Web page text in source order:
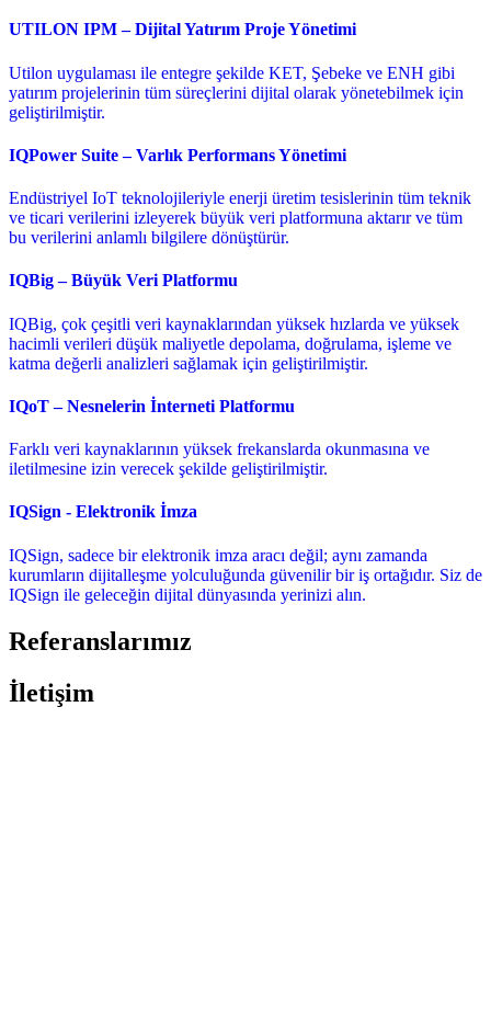
UTILON IPM – Dijital Yatırım Proje Yönetimi
Utilon uygulaması ile entegre şekilde KET, Şebeke ve ENH gibi
yatırım projelerinin tüm süreçlerini dijital olarak yönetebilmek için
geliştirilmiştir.
IQPower Suite – Varlık Performans Yönetimi
Endüstriyel IoT teknolojileriyle enerji üretim tesislerinin tüm teknik
ve ticari verilerini izleyerek büyük veri platformuna aktarır ve tüm
bu verilerini anlamlı bilgilere dönüştürür.
IQBig – Büyük Veri Platformu
IQBig, çok çeşitli veri kaynaklarından yüksek hızlarda ve yüksek
hacimli verileri düşük maliyetle depolama, doğrulama, işleme ve
katma değerli analizleri sağlamak için geliştirilmiştir.
IQoT – Nesnelerin İnterneti Platformu
Farklı veri kaynaklarının yüksek frekanslarda okunmasına ve
iletilmesine izin verecek şekilde geliştirilmiştir.
IQSign - Elektronik İmza
IQSign, sadece bir elektronik imza aracı değil; aynı zamanda
kurumların dijitalleşme yolculuğunda güvenilir bir iş ortağıdır. Siz de
IQSign ile geleceğin dijital dünyasında yerinizi alın.
Referanslarımız
İletişim